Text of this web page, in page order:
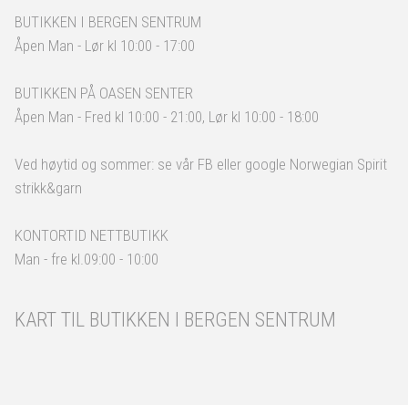
BUTIKKEN I BERGEN SENTRUM
Åpen Man - Lør kl 10:00 - 17:00
BUTIKKEN PÅ OASEN SENTER
Åpen Man - Fred kl 10:00 - 21:00, Lør kl 10:00 - 18:00
Ved høytid og sommer: se vår FB eller google Norwegian Spirit
strikk&garn
KONTORTID NETTBUTIKK
Man - fre kl.09:00 - 10:00
KART TIL BUTIKKEN I BERGEN SENTRUM